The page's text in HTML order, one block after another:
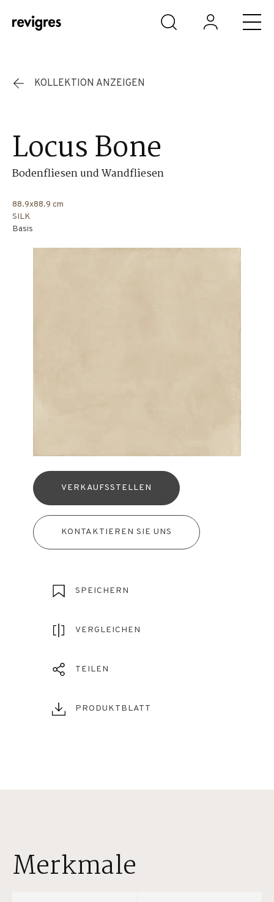
Zum Hauptinhalt springen
KOLLEKTION ANZEIGEN
Locus Bone
Bodenfliesen und Wandfliesen
88.9x88.9 cm
SILK
Basis
VERKAUFSSTELLEN
KONTAKTIEREN SIE UNS
SPEICHERN
VERGLEICHEN
TEILEN
PRODUKTBLATT
Merkmale